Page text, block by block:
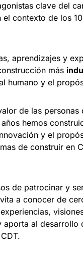
clave del
contexto de los
aprendizajes y
más
humano y el
de las personas
hemos
y el
de construir en
de patrocinar y
a conocer de
al desarrollo